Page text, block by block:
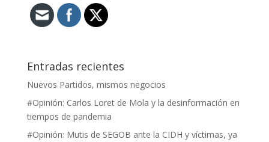
Entradas recientes
Nuevos Partidos, mismos negocios
#Opinión: Carlos Loret de Mola y la desinformación en
tiempos de pandemia
#Opinión: Mutis de SEGOB ante la CIDH y víctimas, ya